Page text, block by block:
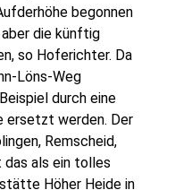
begonnen
aber die künftig
so Hoferichter. Da
Löns-Weg
durch eine
ersetzt werden. Der
Remscheid,
als ein tolles
Höher Heide in